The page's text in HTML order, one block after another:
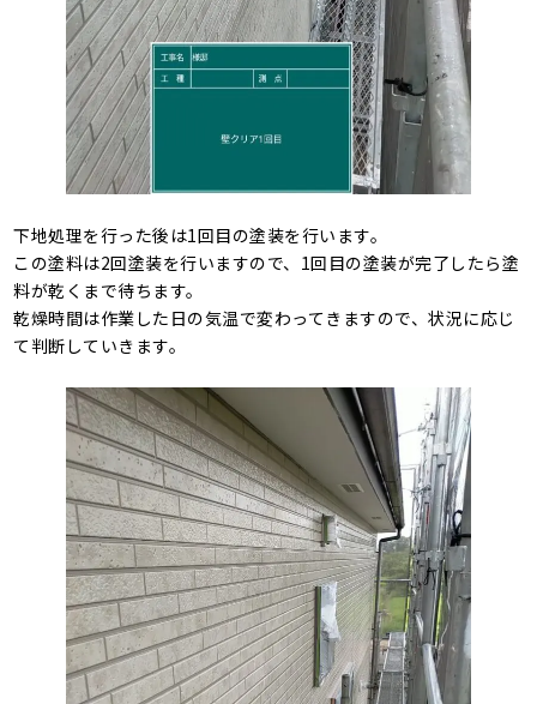
下地処理を行った後は1回目の塗装を行います。
この塗料は2回塗装を行いますので、1回目の塗装が完了したら塗
料が乾くまで待ちます。
乾燥時間は作業した日の気温で変わってきますので、状況に応じ
て判断していきます。